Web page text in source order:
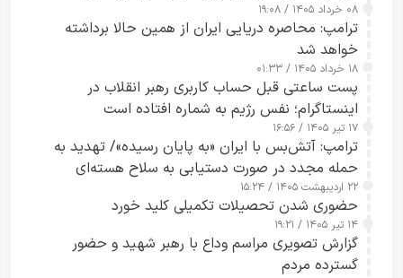
رسانه‌های هوشمند و مسئول در ارتقای آگاهی عمومی
۰۸ خرداد ۱۴۰۵ / ۱۹:۰۸
ترامپ: محاصره دریایی ایران از همین حالا برداشته
خواهد شد
۱۸ خرداد ۱۴۰۵ / ۰۱:۳۳
پست ساعتی قبل حساب کاربری رهبر انقلاب در
اینستاگرام؛ نفس رژیم به شماره افتاده است​
۱۷ تیر ۱۴۰۵ / ۱۶:۵۶
ترامپ: آتش‌بس با ایران «به پایان رسیده»/ تهدید به
حمله مجدد در صورت دستیابی به سلاح هسته‌ای
۲۲ اردیبهشت ۱۴۰۵ / ۱۵:۲۴
حضوری شدن تحصیلات تکمیلی کلید خورد
۱۴ تیر ۱۴۰۵ / ۱۹:۲۱
گزارش تصویری مراسم وداع با رهبر شهید و حضور
گسترده مردم